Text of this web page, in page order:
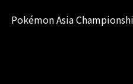
Pokémon Asia